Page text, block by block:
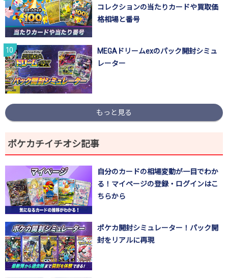
コレクションの当たりカードや買取価
格相場と番号
MEGAドリームexのパック開封シミュ
レーター
もっと見る
ポケカチイチオシ記事
自分のカードの相場変動が一目でわか
る！マイページの登録・ログインはこ
ちらから
ポケカ開封シミュレーター！パック開
封をリアルに再現